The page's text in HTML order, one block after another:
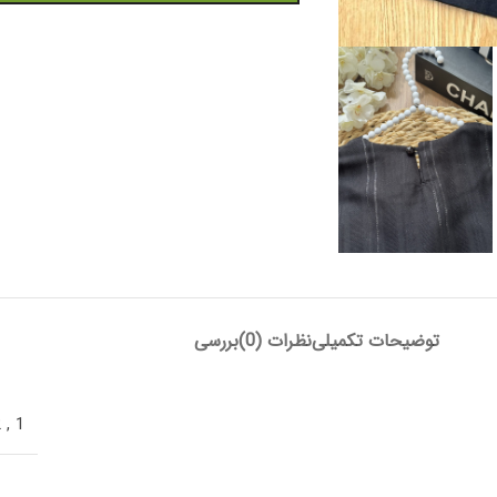
توضیحات تکمیلینظرات (0) بررسی
1
,